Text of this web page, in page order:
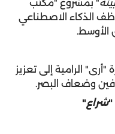
بيئة" بمشروع "مكتب
الذكاء الاصطناعي
الرامية إلى تعزيز
وضعاف البصر.
"شراع"